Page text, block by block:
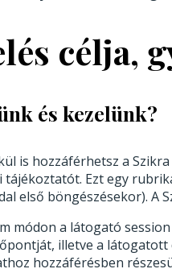
célja,
és kezelünk?
is hozzáférhetsz a
Ezt egy
első böngészésekor).
módon a látogató
illetve a
hozzáférésben